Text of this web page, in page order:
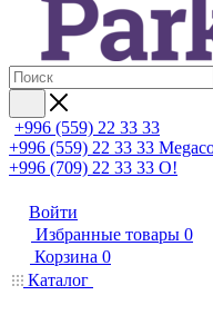
+996 (559) 22 33 33
+996 (559) 22 33 33
+996 (709) 22 33 33 O!
Войти
Избранные товары 0
Корзина 0
Каталог